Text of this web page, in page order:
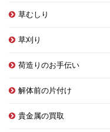
草むしり
草刈り
荷造りのお手伝い
解体前の片付け
貴金属の買取